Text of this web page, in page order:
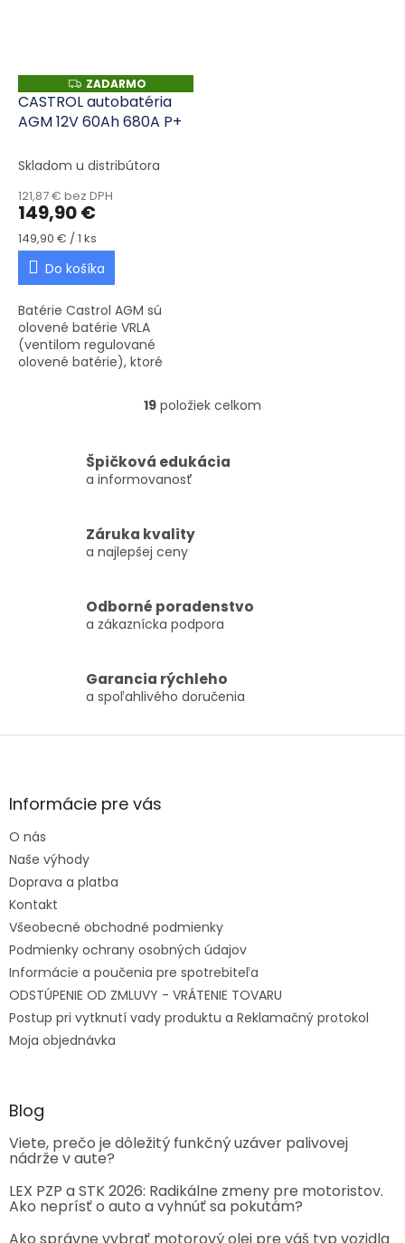
ZADARMO
ZADARMO
CASTROL autobatéria
AGM 12V 60Ah 680A P+
Skladom u distribútora
121,87 € bez DPH
149,90 €
Jednotková cena:
149,90 € / 1 ks
Do košíka
Batérie Castrol AGM sú
olovené batérie VRLA
(ventilom regulované
olovené batérie), ktoré
(Absorbent Glass Mat). Sú
Ovládacie prvky výpisu
19 položiek celkom
Špičková edukácia
a informovanosť
Záruka kvality
a najlepšej ceny
Odborné poradenstvo
a zákaznícka podpora
Garancia rýchleho
a spoľahlivého doručenia
Zápätie
Informácie pre vás
O nás
Naše výhody
Doprava a platba
Kontakt
Všeobecné obchodné podmienky
Podmienky ochrany osobných údajov
Informácie a poučenia pre spotrebiteľa
ODSTÚPENIE OD ZMLUVY - VRÁTENIE TOVARU
Postup pri vytknutí vady produktu a Reklamačný protokol
Moja objednávka
Blog
Viete, prečo je dôležitý funkčný uzáver palivovej
nádrže v aute?
LEX PZP a STK 2026: Radikálne zmeny pre motoristov.
Ako neprísť o auto a vyhnúť sa pokutám?